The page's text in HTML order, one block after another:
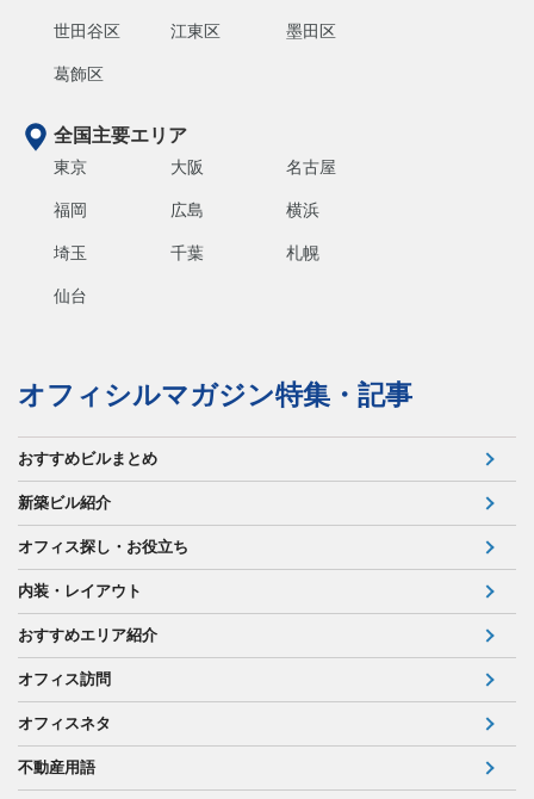
世田谷区 江東区 墨田区
葛飾区
全国主要エリア
東京 大阪 名古屋
福岡 広島 横浜
埼玉 千葉 札幌
仙台
オフィシルマガジン特集・記事
おすすめビルまとめ
新築ビル紹介
オフィス探し・お役立ち
内装・レイアウト
おすすめエリア紹介
オフィス訪問
オフィスネタ
不動産用語